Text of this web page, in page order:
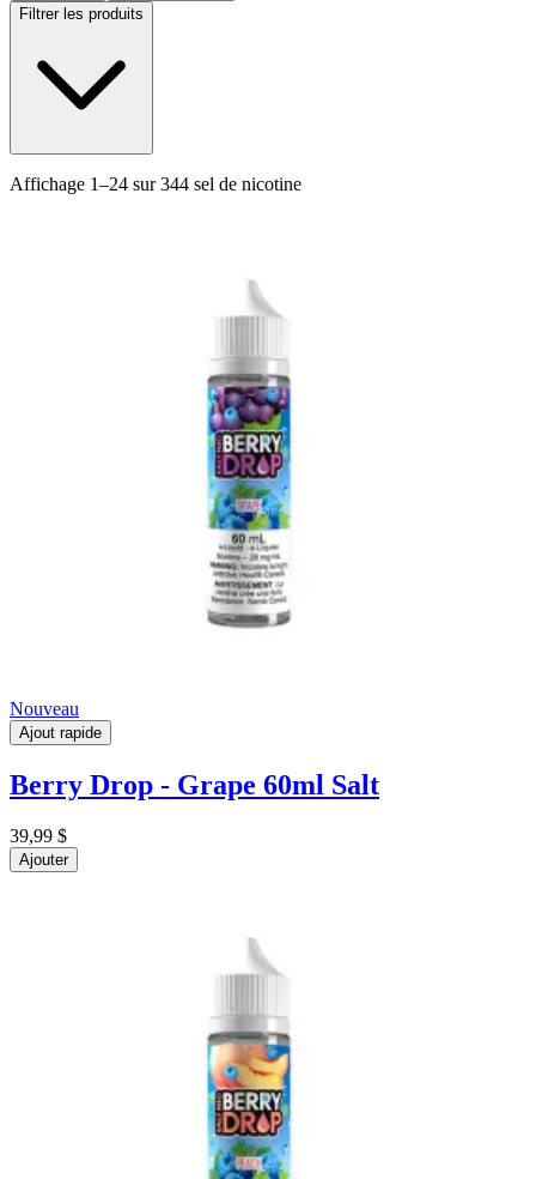
Filtrer les produits
Affichage 1–24 sur 344 sel de nicotine
Nouveau
Ajout rapide
Berry Drop - Grape 60ml Salt
39,99 $
Ajouter